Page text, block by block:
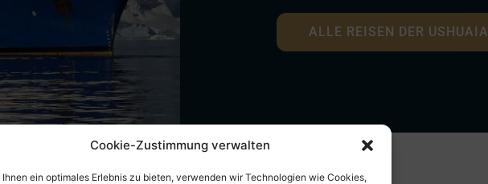
Cookie-Zustimmung verwalten
Ihnen ein optimales Erlebnis zu bieten, verwenden wir Technologien wie Cookies,
ALLE REISEN DER USHUAIA